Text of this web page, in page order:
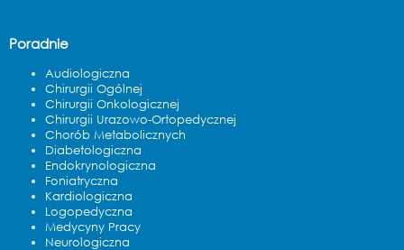
Poradnie
Audiologiczna
Chirurgii Ogólnej
Chirurgii Onkologicznej
Chirurgii Urazowo-Ortopedycznej
Chorób Metabolicznych
Diabetologiczna
Endokrynologiczna
Foniatryczna
Kardiologiczna
Logopedyczna
Medycyny Pracy
Neurologiczna